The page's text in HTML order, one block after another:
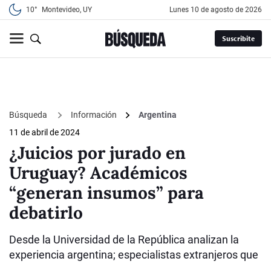
10° Montevideo, UY lunes 10 de agosto de 2026
Suscribite
Búsqueda Información
Argentina
11 de abril de 2024
¿Juicios por jurado en
Uruguay? Académicos
“generan insumos” para
debatirlo
Desde la Universidad de la República analizan la
experiencia argentina; especialistas extranjeros que